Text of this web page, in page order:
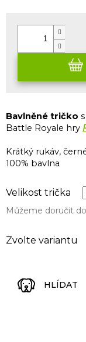
Zvolte variantu
Velikost trička
Můžeme doručit
Bavlněné tričko
Battle Royale hry
Krátký rukáv,
100% bavlna
HLÍDAT